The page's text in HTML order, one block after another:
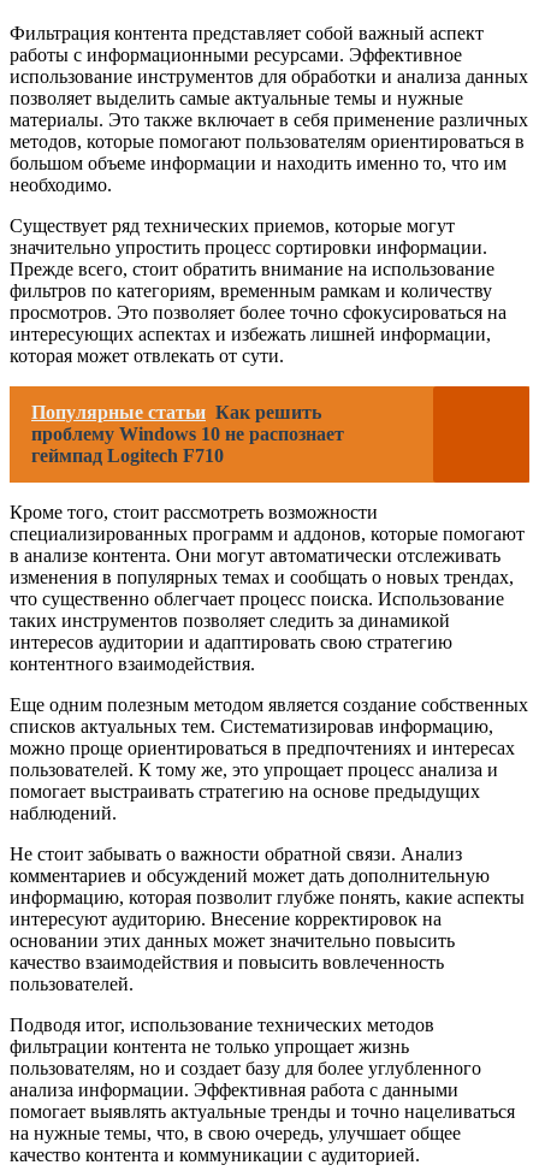
Фильтрация контента представляет собой важный аспект
работы с информационными ресурсами. Эффективное
использование инструментов для обработки и анализа данных
позволяет выделить самые актуальные темы и нужные
материалы. Это также включает в себя применение различных
методов, которые помогают пользователям ориентироваться в
большом объеме информации и находить именно то, что им
необходимо.
Существует ряд технических приемов, которые могут
значительно упростить процесс сортировки информации.
Прежде всего, стоит обратить внимание на использование
фильтров по категориям, временным рамкам и количеству
просмотров. Это позволяет более точно сфокусироваться на
интересующих аспектах и избежать лишней информации,
которая может отвлекать от сути.
Популярные статьи Как решить
проблему Windows 10 не распознает
геймпад Logitech F710
Кроме того, стоит рассмотреть возможности
специализированных программ и аддонов, которые помогают
в анализе контента. Они могут автоматически отслеживать
изменения в популярных темах и сообщать о новых трендах,
что существенно облегчает процесс поиска. Использование
таких инструментов позволяет следить за динамикой
интересов аудитории и адаптировать свою стратегию
контентного взаимодействия.
Еще одним полезным методом является создание собственных
списков актуальных тем. Систематизировав информацию,
можно проще ориентироваться в предпочтениях и интересах
пользователей. К тому же, это упрощает процесс анализа и
помогает выстраивать стратегию на основе предыдущих
наблюдений.
Не стоит забывать о важности обратной связи. Анализ
комментариев и обсуждений может дать дополнительную
информацию, которая позволит глубже понять, какие аспекты
интересуют аудиторию. Внесение корректировок на
основании этих данных может значительно повысить
качество взаимодействия и повысить вовлеченность
пользователей.
Подводя итог, использование технических методов
фильтрации контента не только упрощает жизнь
пользователям, но и создает базу для более углубленного
анализа информации. Эффективная работа с данными
помогает выявлять актуальные тренды и точно нацеливаться
на нужные темы, что, в свою очередь, улучшает общее
качество контента и коммуникации с аудиторией.